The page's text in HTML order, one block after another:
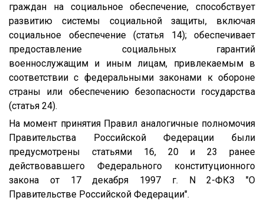
граждан на социальное обеспечение, способствует
развитию системы социальной защиты, включая
социальное обеспечение (статья 14); обеспечивает
предоставление социальных гарантий
военнослужащим и иным лицам, привлекаемым в
соответствии с федеральными законами к обороне
страны или обеспечению безопасности государства
(статья 24).
На момент принятия Правил аналогичные полномочия
Правительства Российской Федерации были
предусмотрены статьями 16, 20 и 23 ранее
действовавшего Федерального конституционного
закона от 17 декабря 1997 г. N 2-ФКЗ "О
Правительстве Российской Федерации".